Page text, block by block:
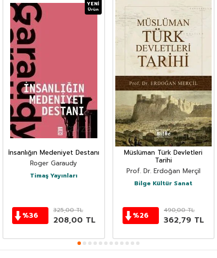
YENI
Ürün
İnsanlığın Medeniyet Destanı
Roger Garaudy
Timaş Yayınları
%36
325,00TL
208,00 TL
Müslüman Türk Devletleri
Tarihi
Prof. Dr. Erdoğan Merçil
Bilge Kültür Sanat
%26
490,00TL
362,79 TL